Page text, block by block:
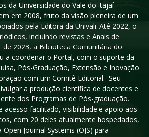
da Universidade do Vale do Itajaí –
em 2008, fruto da visão pioneira de um
pela Editora da Univali. Até 2022, o
incluindo revistas e Anais de
2023, a Biblioteca Comunitária do
a coordenar o Portal, com o suporte da
Pós-Graduação, Extensão e Inovação
com um Comitê Editorial. Seu
a produção científica de docentes e
dos Programas de Pós-graduação.
acesso facilitado, visibilidade e apoio aos
com 20 deles atualmente hospedados,
Journal Systems (OJS) para